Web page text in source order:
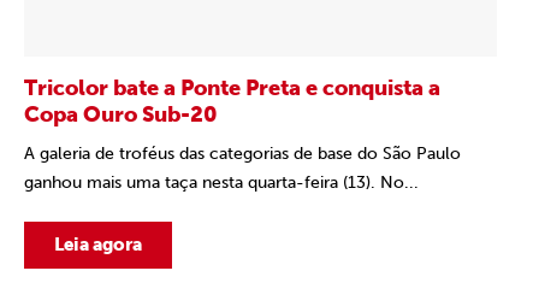
Tricolor bate a Ponte Preta e conquista a
Copa Ouro Sub-20
A galeria de troféus das categorias de base do São Paulo
ganhou mais uma taça nesta quarta-feira (13). No...
Leia agora